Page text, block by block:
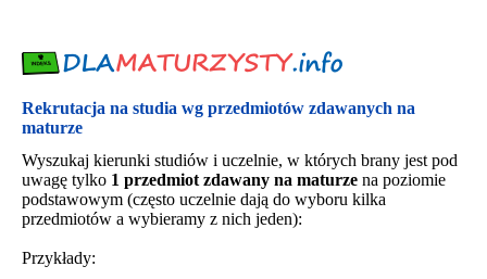
Rekrutacja na studia wg przedmiotów zdawanych na
maturze
Wyszukaj kierunki studiów i uczelnie, w których brany jest pod
uwagę tylko 1 przedmiot zdawany na maturze na poziomie
podstawowym (często uczelnie dają do wyboru kilka
przedmiotów a wybieramy z nich jeden):
Przykłady: